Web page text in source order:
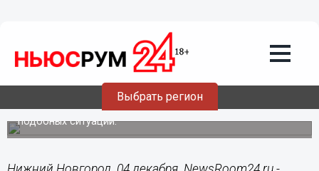
Выбрать регион
ВТБ: мошенники пытаются взыскать с
клиентов «долги» по ЖКХ за время
изоляции
Несколько клиентов обратились в банк с описанием
подобных ситуаций.